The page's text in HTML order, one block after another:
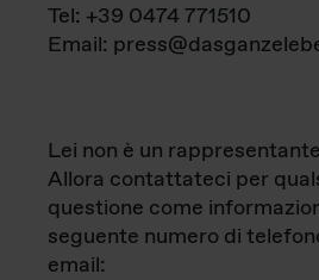
Tel: +39 0474 771510
Email:
Lei non è un
Allora contattateci per
questione come
seguente numero di
email: